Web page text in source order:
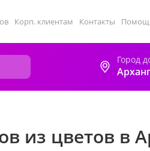
Корп. клиентам Контакты
Город
из цветов в